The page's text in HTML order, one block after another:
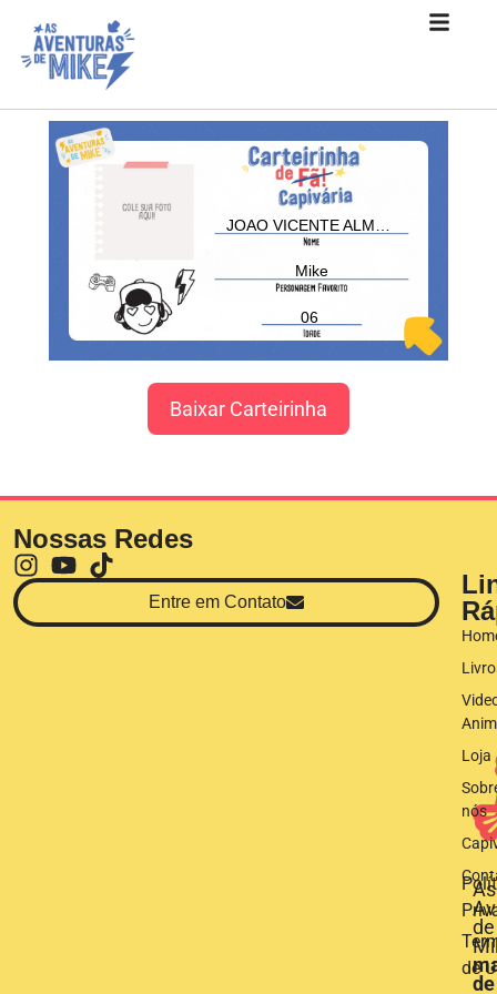
JOÃO VICENTE ALMEIDA CELLI SERAFIM
Mike
06
Baixar Carteirinha
Loja
nós
de
Nossas Redes
Entre em Contato
As
de
de